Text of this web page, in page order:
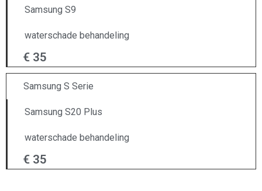
Samsung S9
waterschade behandeling
€ 35
Samsung S Serie
Samsung S20 Plus
waterschade behandeling
€ 35